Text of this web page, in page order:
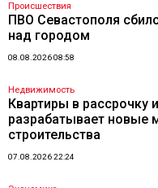
Происшествия
ПВО Севастополя
над городом
08.08.2026 08:58
Недвижимость
Квартиры в рассрочку
разрабатывает
строительства
07.08.2026 22:24